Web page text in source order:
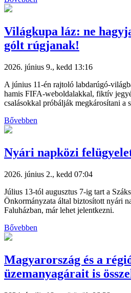
Világkupa láz: ne
gólt rúgjanak!
2026. június 9., kedd 13:16
A június 11-én rajtoló labdarúgó-
hamis FIFA-weboldalakkal, fiktív
csalásokkal próbálják megkárosítani a
Bővebben
Nyári napközi
2026. június 2., kedd 07:04
Július 13-tól augusztus 7-ig tart a
Önkormányzata által biztosított nyári
Faluházban, már lehet jelentkezni.
Bővebben
Magyarország és a
üzemanyagárait is